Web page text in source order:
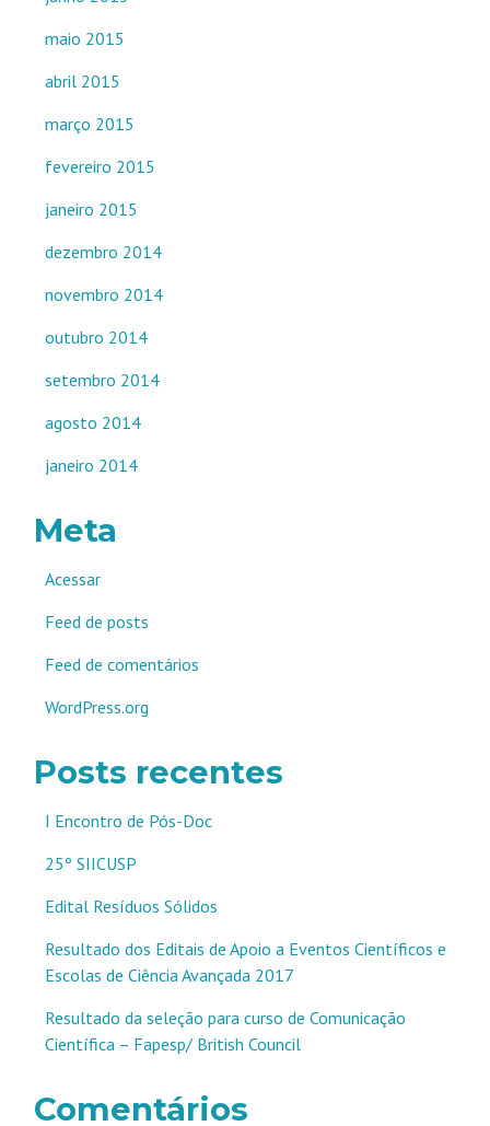
maio 2015
abril 2015
março 2015
fevereiro 2015
janeiro 2015
dezembro 2014
novembro 2014
outubro 2014
setembro 2014
agosto 2014
janeiro 2014
Meta
Acessar
Feed de posts
Feed de comentários
WordPress.org
Posts recentes
I Encontro de Pós-Doc
25º SIICUSP
Edital Resíduos Sólidos
Resultado dos Editais de Apoio a Eventos Científicos e
Escolas de Ciência Avançada 2017
Resultado da seleção para curso de Comunicação
Científica – Fapesp/ British Council
Comentários